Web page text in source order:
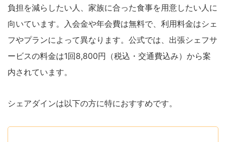
負担を減らしたい人、家族に合った食事を用意したい人に
向いています。入会金や年会費は無料で、利用料金はシェ
フやプランによって異なります。公式では、出張シェフサ
ービスの料金は1回8,800円（税込・交通費込み）から案
内されています。
シェアダインは以下の方に特におすすめです。